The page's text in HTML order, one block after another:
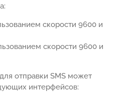
скорости 9600 и
скорости 9600 и
отправки SMS может
интерфейсов: